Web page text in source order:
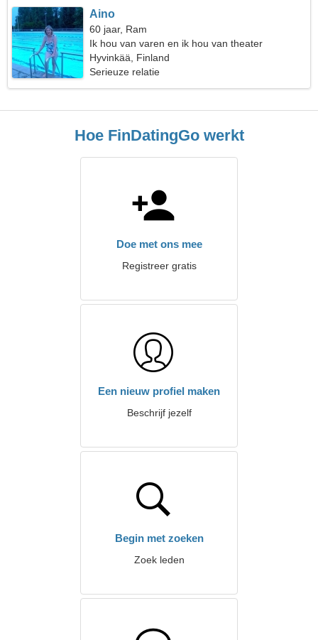
Aino
60 jaar, Ram
Ik hou van varen en ik hou van theater
Hyvinkää, Finland
Serieuze relatie
Hoe FinDatingGo werkt
Doe met ons mee
Registreer gratis
Een nieuw profiel maken
Beschrijf jezelf
Begin met zoeken
Zoek leden